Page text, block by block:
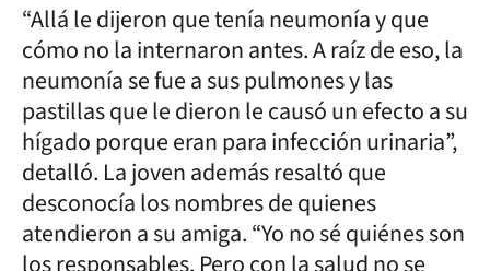
“Allá le dijeron que tenía neumonía y que
cómo no la internaron antes. A raíz de eso, la
neumonía se fue a sus pulmones y las
pastillas que le dieron le causó un efecto a su
hígado porque eran para infección urinaria”,
detalló. La joven además resaltó que
desconocía los nombres de quienes
atendieron a su amiga. “Yo no sé quiénes son